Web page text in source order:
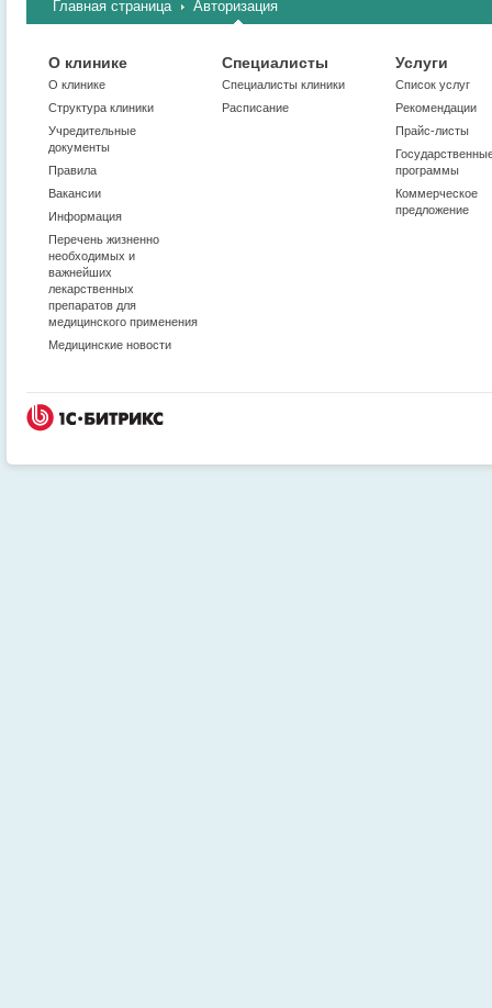
Главная страница Авторизация
О клинике
О клинике
Структура клиники
Учредительные
документы
Правила
Вакансии
Информация
Перечень жизненно
необходимых и
важнейших
лекарственных
препаратов для
медицинского применения
Медицинские новости
Специалисты
Cпециалисты клиники
Расписание
Услуги
Список услуг
Рекомендации
Прайс-листы
программы
Коммерческое
предложение